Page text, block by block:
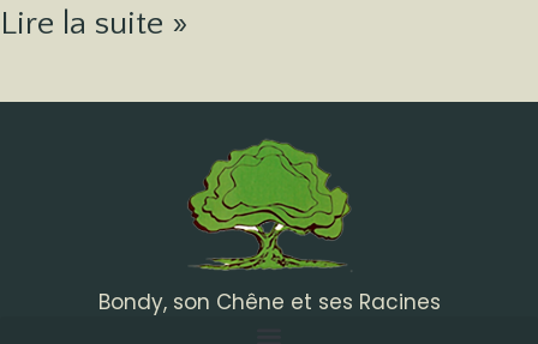
Lire la suite »
Bondy, son Chêne et ses Racines